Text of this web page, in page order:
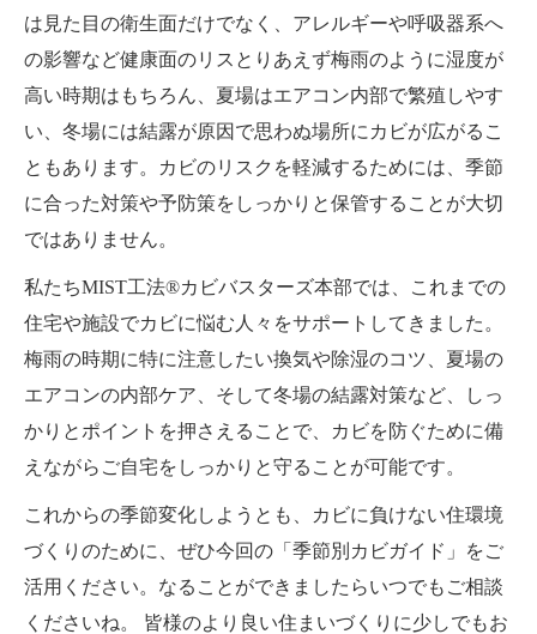
は見た目の衛生面だけでなく、アレルギーや呼吸器系へ
の影響など健康面のリスとりあえず梅雨のように湿度が
高い時期はもちろん、夏場はエアコン内部で繁殖しやす
い、冬場には結露が原因で思わぬ場所にカビが広がるこ
ともあります。カビのリスクを軽減するためには、季節
に合った対策や予防策をしっかりと保管することが大切
ではありません。
私たちMIST工法®カビバスターズ本部では、これまでの
住宅や施設でカビに悩む人々をサポートしてきました。
梅雨の時期に特に注意したい換気や除湿のコツ、夏場の
エアコンの内部ケア、そして冬場の結露対策など、しっ
かりとポイントを押さえることで、カビを防ぐために備
えながらご自宅をしっかりと守ることが可能です。
これからの季節変化しようとも、カビに負けない住環境
づくりのために、ぜひ今回の「季節別カビガイド」をご
活用ください。なることができましたらいつでもご相談
くださいね。 皆様のより良い住まいづくりに少しでもお